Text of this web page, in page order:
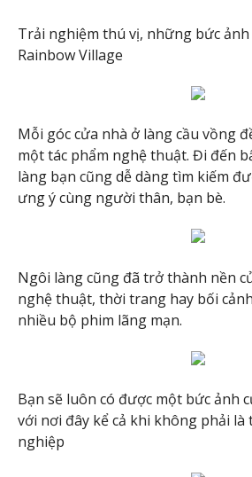
Trải nghiệm thú vị, những bức ảnh
Rainbow Village
Mỗi góc cửa nhà ở làng cầu vồng
một tác phẩm nghệ thuật. Đi đến
làng bạn cũng dễ dàng tìm kiếm
ưng ý cùng người thân, bạn bè.
Ngôi làng cũng đã trở thành nền
nghệ thuật, thời trang hay bối
nhiều bộ phim lãng mạn.
Bạn sẽ luôn có được một bức ảnh
với nơi đây kể cả khi không phải là
nghiệp